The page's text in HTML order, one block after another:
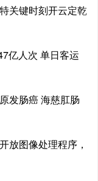
关键时刻开云定乾
亿人次 单日客运
发肠癌 海慈肛肠
放图像处理程序，